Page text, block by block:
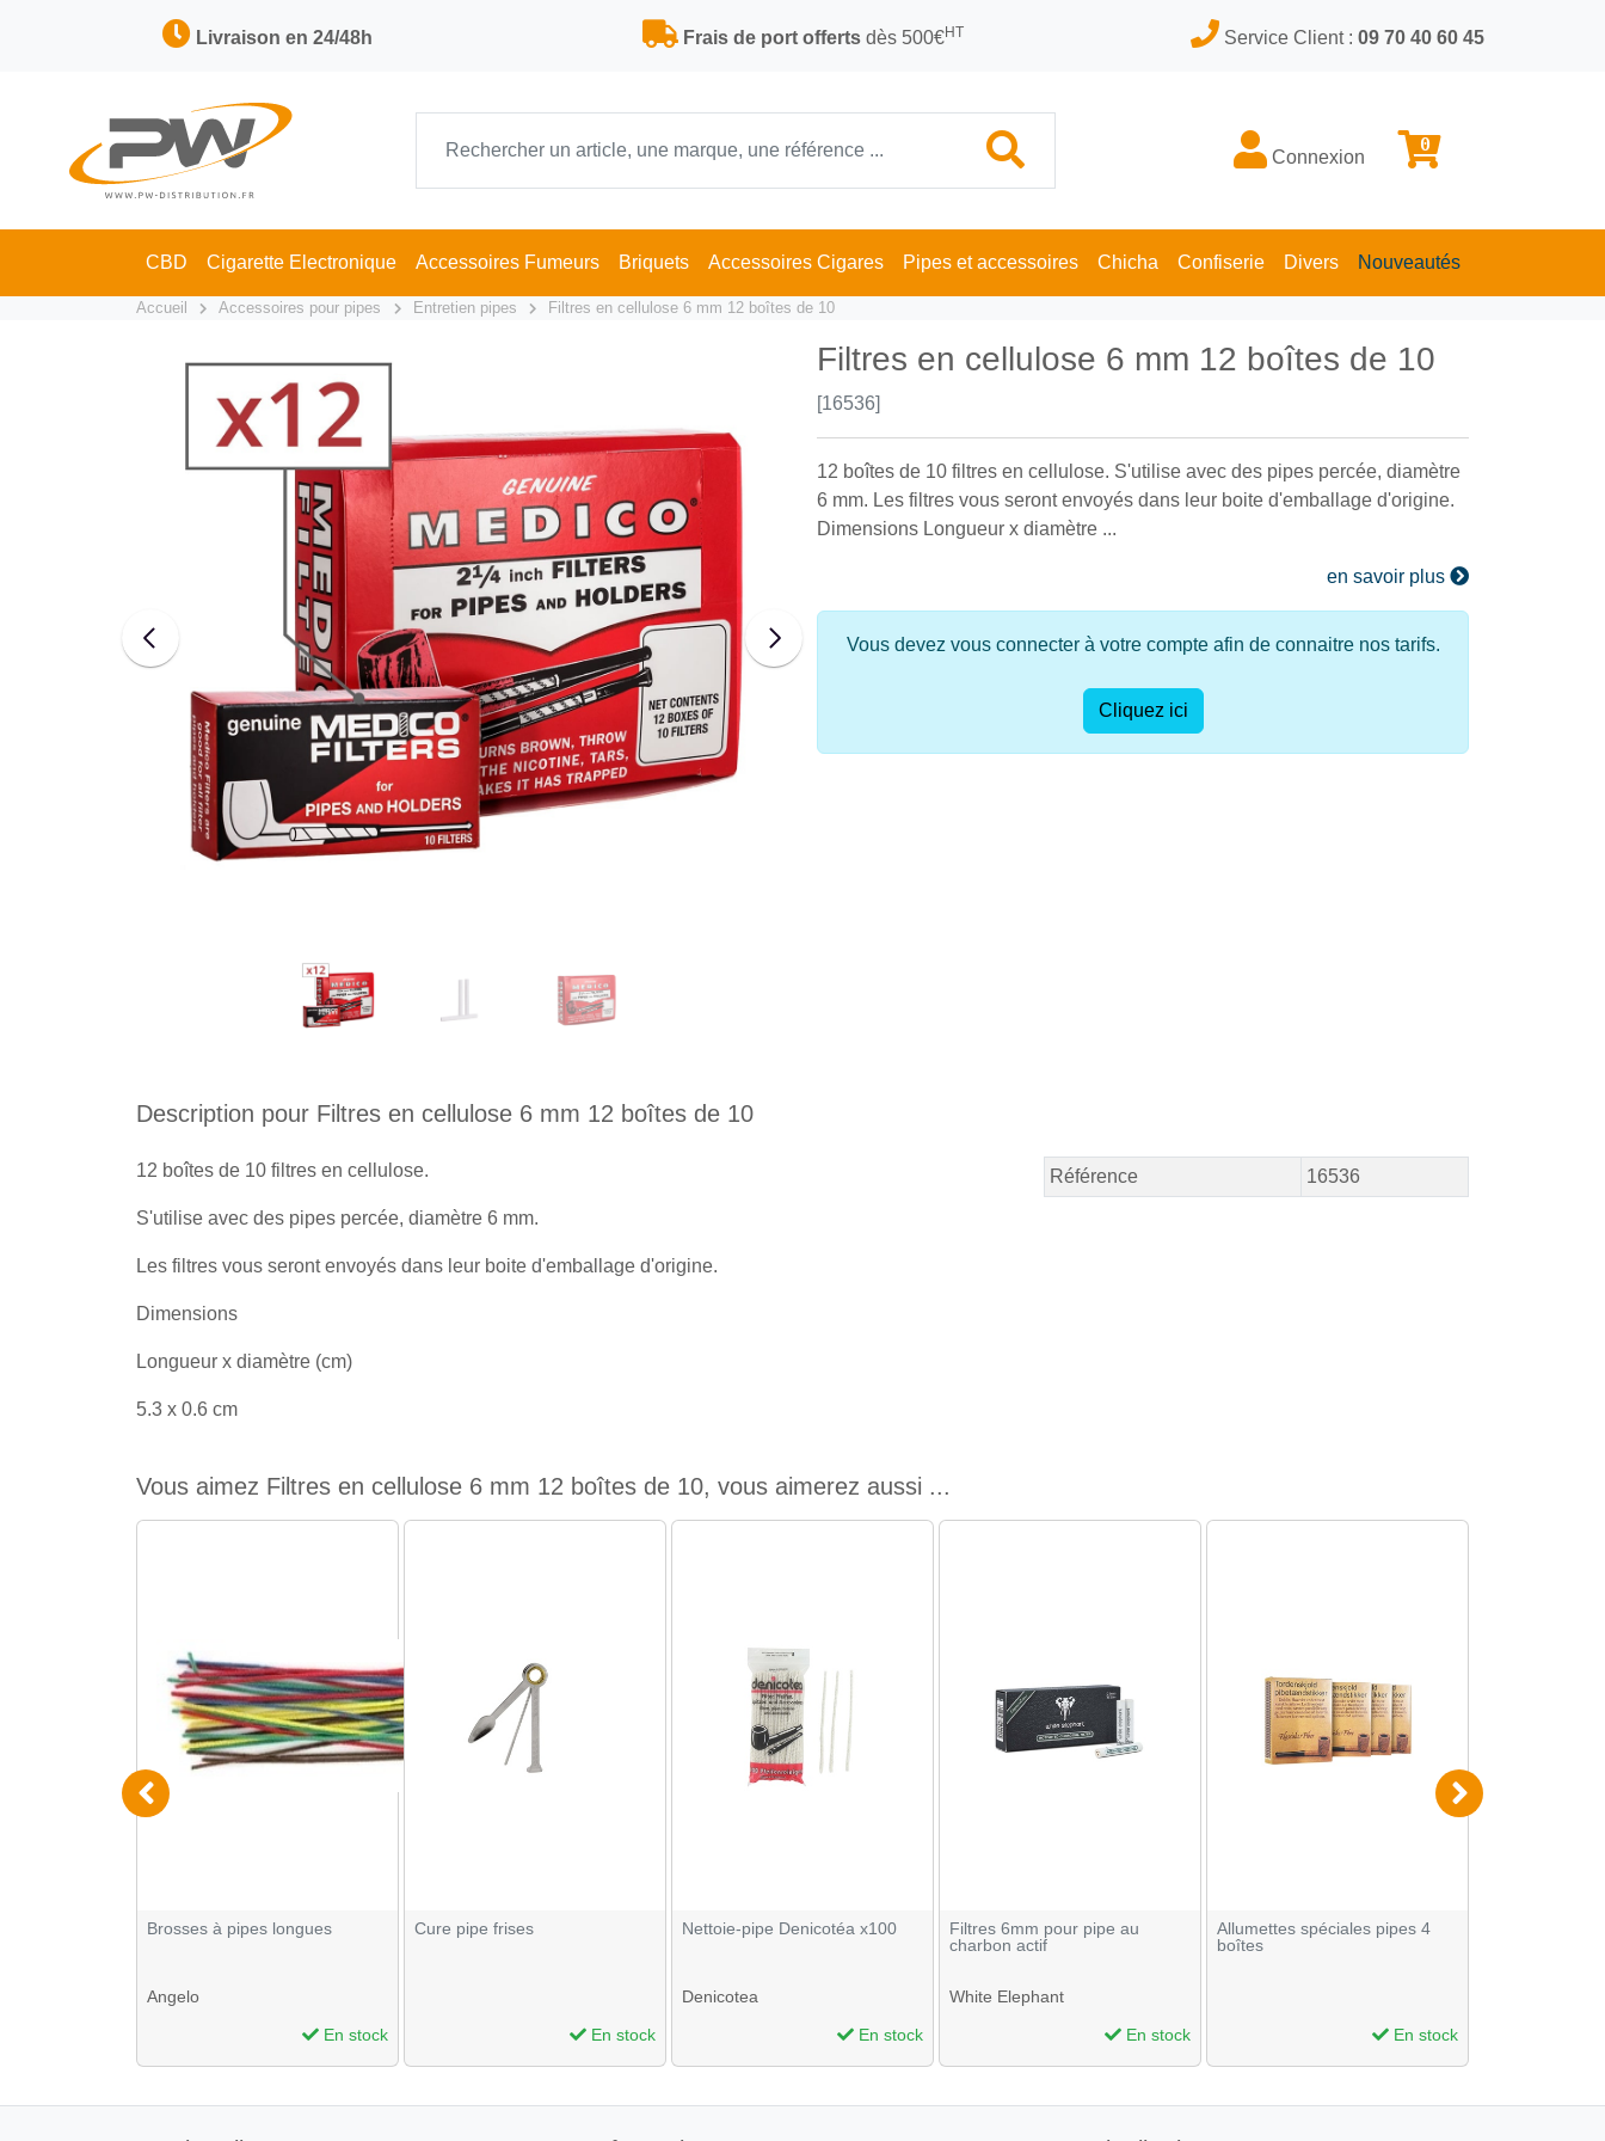
Livraison en 24/48h Frais de port offertsdès 500€HT Service Client : 09 70 40 60 45
Connexion
0
CBD Cigarette Electronique Accessoires Fumeurs Briquets Accessoires Cigares Pipes et accessoires Chicha Confiserie Divers Nouveautés
Accueil Accessoires pour pipes Entretien pipes Filtres en cellulose 6 mm 12 boîtes de 10
Filtres en cellulose 6 mm 12 boîtes de 10
[16536]
12 boîtes de 10 filtres en cellulose. S'utilise avec des pipes percée, diamètre
6 mm. Les filtres vous seront envoyés dans leur boite d'emballage d'origine.
Dimensions Longueur x diamètre ...
en savoir plus
Vous devez vous connecter à votre compte afin de connaitre nos tarifs.
Cliquez ici
Description pour Filtres en cellulose 6 mm 12 boîtes de 10
12 boîtes de 10 filtres en cellulose.
S'utilise avec des pipes percée, diamètre 6 mm.
Les filtres vous seront envoyés dans leur boite d'emballage d'origine.
Dimensions
Longueur x diamètre (cm)
5.3 x 0.6 cm
Référence 16536
Vous aimez Filtres en cellulose 6 mm 12 boîtes de 10, vous aimerez aussi ...
Brosses à pipes longues
Angelo
En stock
Cure pipe frises
En stock
Nettoie-pipe Denicotéa x100
Denicotea
En stock
Filtres 6mm pour pipe au
charbon actif
White Elephant
En stock
Allumettes spéciales pipes 4
boîtes
En stock